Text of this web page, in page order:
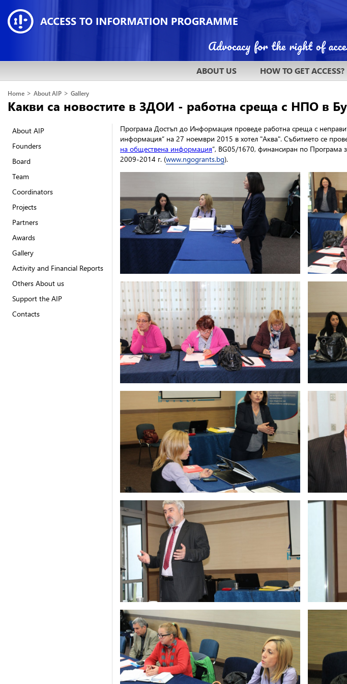
ABOUT US HOW TO GET ACCESS?
Home > About AIP > Gallery
Какви са новостите в ЗДОИ - работна среща с НПО в
About AIP
Founders
Board
Team
Coordinators
Projects
Partners
Awards
Gallery
Activity and Financial Reports
Others About us
Support the AIP
Contacts
Програма Достъп до Информация проведе работна среща с
информация“ на 27 ноември 2015 в хотел "Аква". Събитието се
на обществена информация“, BG05/1670, финансиран по Програма
2009-2014 г. (www.ngogrants.bg).